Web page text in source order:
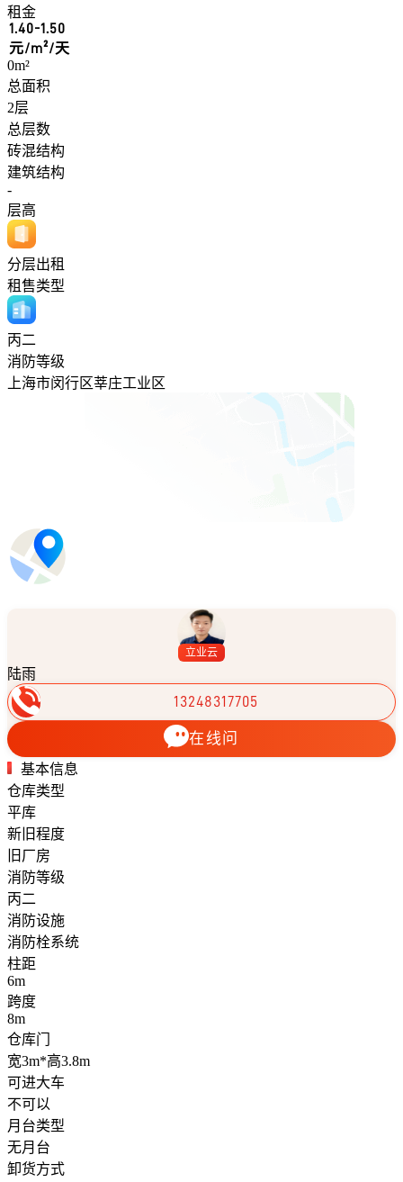
租金
1.40-1.50
元/m²/天
0m²
总面积
2层
总层数
砖混结构
建筑结构
-
层高
分层出租
租售类型
丙二
消防等级
上海市闵行区莘庄工业区
立业云
陆雨
13248317705
在线问
基本信息
仓库类型
平库
新旧程度
旧厂房
消防等级
丙二
消防设施
消防栓系统
柱距
6m
跨度
8m
仓库门
宽3m*高3.8m
可进大车
不可以
月台类型
无月台
卸货方式